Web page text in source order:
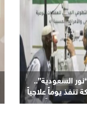
السعودية”..
يوماً علاجياً
وتعلن يوماً آخر